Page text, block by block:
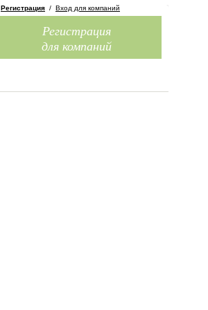
Регистрация / Вход для компаний
Регистрация
для компаний